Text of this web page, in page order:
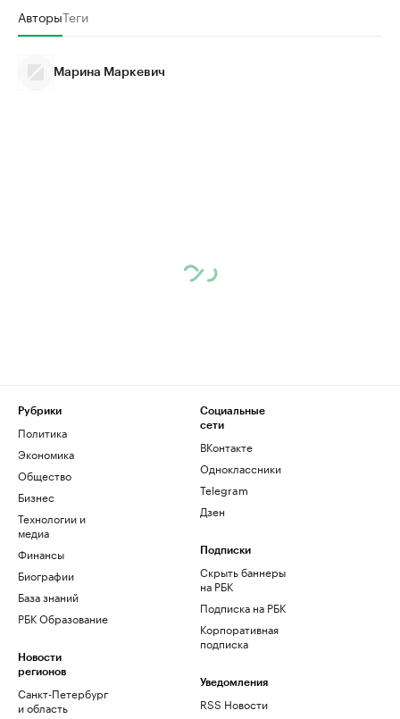
АвторыТеги
Марина Маркевич
Рубрики
Политика
Экономика
Общество
Бизнес
Технологии и
медиа
Финансы
Биографии
База знаний
РБК Образование
Новости
регионов
Санкт-Петербург
и область
Социальные
сети
ВКонтакте
Одноклассники
Telegram
Дзен
Подписки
Скрыть баннеры
на РБК
Подписка на РБК
Корпоративная
подписка
Уведомления
RSS Новости